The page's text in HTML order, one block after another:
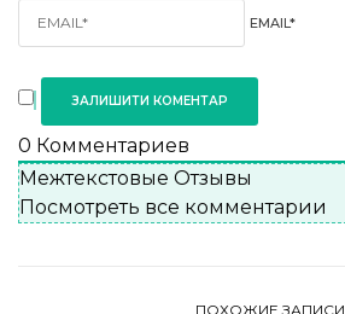
EMAIL*
0 Комментариев
Межтекстовые Отзывы
Посмотреть все комментарии
ПОХОЖИЕ ЗАПИСИ